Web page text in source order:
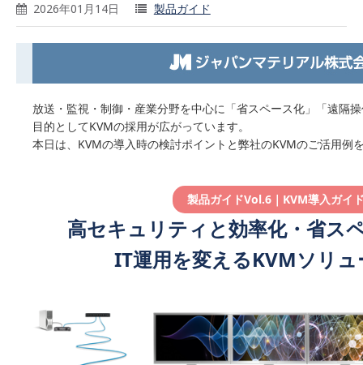
2026年01月14日 製品ガイド
放送・監視・制御・産業分野を中心に「省スペース化」「遠隔
目的としてKVMの採用が広がっています。
本日は、KVMの導入時の検討ポイントと弊社のKVMのご活用例
製品ガイドVol.6｜KVM導入ガイ
高セキュリティと効率化・省ス
IT運用を変えるKVMソリ